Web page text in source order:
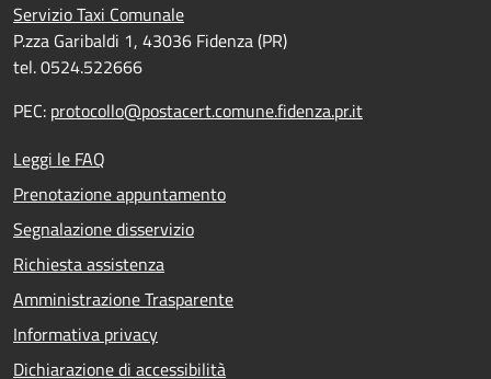
Servizio Taxi Comunale
P.zza Garibaldi 1, 43036 Fidenza (PR)
tel. 0524.522666
PEC: protocollo@postacert.comune.fidenza.pr.it
Leggi le FAQ
Prenotazione appuntamento
Segnalazione disservizio
Richiesta assistenza
Amministrazione Trasparente
Informativa privacy
Dichiarazione di accessibilità